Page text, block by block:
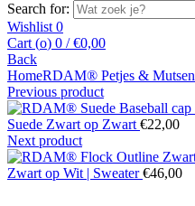
Search for:
Wishlist 0
Cart (o) 0 / €0,00
Back
HomeRDAM® Petjes & Mutsen
Previous product
Suede Zwart op Zwart €22,00
Next product
Zwart op Wit | Sweater€46,00